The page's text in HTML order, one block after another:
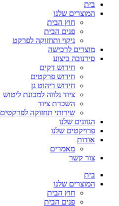
בית
המוצרים שלנו
חוץ הבית
פנים הבית
ניקוי ותחזוקה לפרקט
מוצרים לרכישה
סירנובה ביצוע
חידוש דקים
חידוש פרקטים
חידוש ריהוט גן
ציוד נלווה למכונת ליטוש
השכרת ציוד
שירותי תחזוקה לפרקטים
הגוונים שלנו
פרויקטים שלנו
אודות
מאמרים
צור קשר
בית
המוצרים שלנו
חוץ הבית
פנים הבית